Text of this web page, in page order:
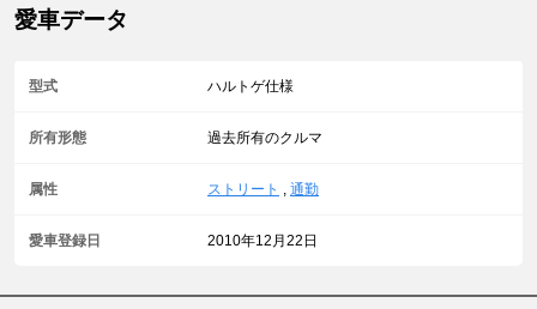
愛車データ
型式 ハルトゲ仕様
所有形態 過去所有のクルマ
属性 ストリート , 通勤
愛車登録日 2010年12月22日